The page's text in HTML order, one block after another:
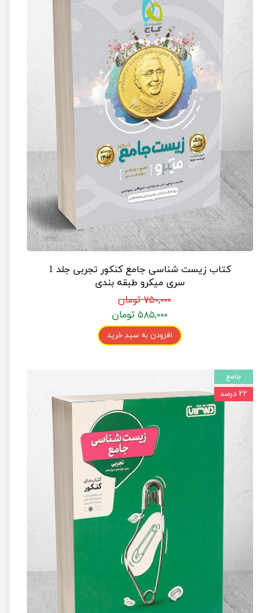
کتاب زیست شناسی جامع کنکور تجربی جلد 1
سری میکرو طبقه بندی
۷۵۰,۰۰۰ تومان
۵۸۵,۰۰۰ تومان
افزودن به سبد خرید
جامع
۲۲ درصد